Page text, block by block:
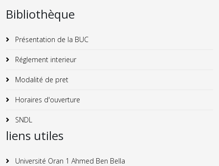
Bibliothèque
Présentation de la BUC
Réglement interieur
Modalité de pret
Horaires d'ouverture
SNDL
liens utiles
Université Oran 1 Ahmed Ben Bella